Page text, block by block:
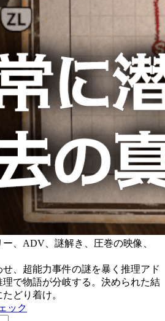
、ADV、謎解き、圧巻の映像、
、超能力事件の謎を暴く推理アド
で物語が分岐する。決められた結
どり着け。
ック